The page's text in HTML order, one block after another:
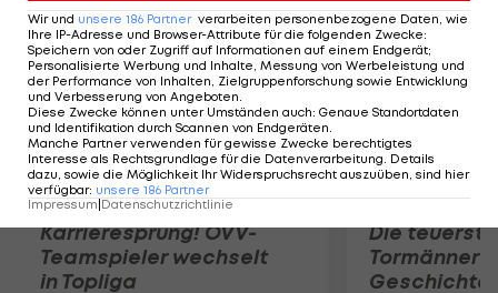
Karrieresprung! ÖVV-
Teamspieler wechselt
in Topliga
Die
Tormänner
Geschichte
Wir und unsere 186 Partner verarbeiten personenbezogene Daten, wie
Ihre IP-Adresse und Browser-Attribute für die folgenden Zwecke:
Speichern von oder Zugriff auf Informationen auf einem Endgerät;
Personalisierte Werbung und Inhalte, Messung von Werbeleistung und
der Performance von Inhalten, Zielgruppenforschung sowie Entwicklung
und Verbesserung von Angeboten.
Diese Zwecke können unter Umständen auch: Genaue Standortdaten
und Identifikation durch Scannen von Endgeräten.
Manche Partner verwenden für gewisse Zwecke berechtigtes
Interesse als Rechtsgrundlage für die Datenverarbeitung. Details
dazu, sowie die Möglichkeit Ihr Widerspruchsrecht auszuüben, sind hier
verfügbar: unsere 186 Partner
Impressum Datenschutzrichtlinie